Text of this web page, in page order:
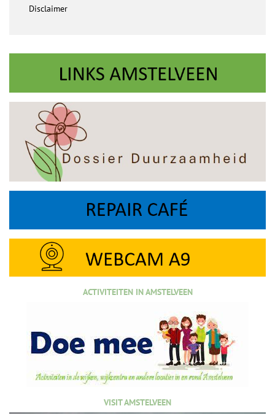
Disclaimer
ACTIVITEITEN IN AMSTELVEEN
VISIT AMSTELVEEN